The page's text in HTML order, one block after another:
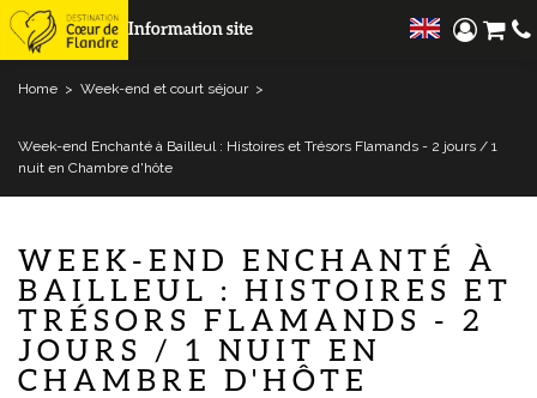
Information site
Home > Week-end et court séjour >
Week-end Enchanté à Bailleul : Histoires et Trésors Flamands - 2 jours / 1
nuit en Chambre d'hôte
WEEK-END ENCHANTÉ À
BAILLEUL : HISTOIRES ET
TRÉSORS FLAMANDS - 2
JOURS / 1 NUIT EN
CHAMBRE D'HÔTE